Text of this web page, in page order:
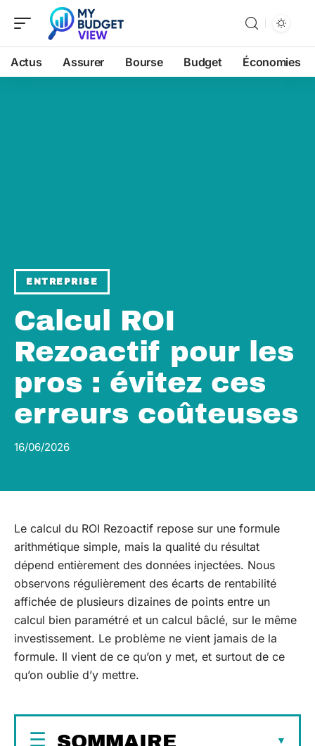
Actus Assurer Bourse Budget Économies
ENTREPRISE
Calcul ROI
Rezoactif pour les
pros : évitez ces
erreurs coûteuses
16/06/2026
Le calcul du ROI Rezoactif repose sur une formule
arithmétique simple, mais la qualité du résultat
dépend entièrement des données injectées. Nous
observons régulièrement des écarts de rentabilité
affichée de plusieurs dizaines de points entre un
calcul bien paramétré et un calcul bâclé, sur le même
investissement. Le problème ne vient jamais de la
formule. Il vient de ce qu’on y met, et surtout de ce
qu’on oublie d’y mettre.
SOMMAIRE